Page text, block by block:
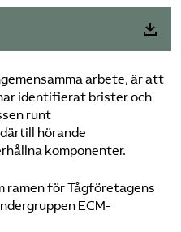
arbete, är att
identifierat brister och
runt
hörande
komponenter.
ramen för Tågföretagens
ECM-